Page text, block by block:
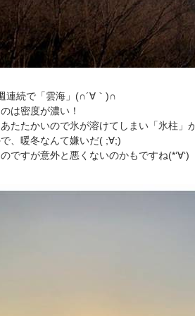
連続で「雲海」(∩´∀｀)∩
は密度が濃い！
たたかいので氷が溶けてしまい「氷柱」
、暖冬なんて嫌いだ( ;∀;)
ですが意外と悪くないのかもですね(*‘∀‘)